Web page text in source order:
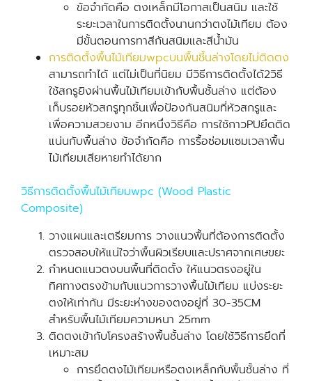
ข้อจำกัดคือ ตงเหล็กมีโอกาสเป็นสนิม และใช้
ระยะเวลาในการติดตั้งนานกว่าตงไม้เทียม ต้อง
มีขั้นตอนการทาสีกันสนิมและสีน้ำมัน
การติดตั้งพื้นไม้เทียมwpcบนพื้นชี้นล่างโดยไม่ติดตง
สามารถทำได้ แต่ไม่เป็นที่นิยม มีวิธีการติดตั้งได้2วิธี
ใช้สกรูยิงผ่านพื้นไม้เทียมเข้ากับพื้นชั้นล่าง แต่ต้อง
เก็บรอยหัวสกรูทุกชิ้นเพื่อป้องกันสนิมที่หัวสกรูและ
เพื่อความสวยงาม อีกหนึ่งวิธีคือ การใช้กาวPUยึดติด
แน่นกับพื้นล่าง ข้อจำกัดคือ การรื้อซ่อมแซมเวลาพื้น
ไม้เทียมเสียหายทำได้ยาก
วิธีการติดตั้งพื้นไม้เทียมwpc (Wood Plastic
Composite)
วางแผนและเตรียมการ วางแนวพื้นที่ต้องการติดตั้ง
ตรวจสอบให้แน่ใจว่าพื้นผิวเรียบและปราศจากเศษขยะ
กำหนดแนวตงบนพื้นที่ติดตั้ง ให้แนวตรงอยู่ใน
ทิศทางตรงข้ามกับแนวการวางพื้นไม้เทียม แบ่งระยะ
ตงให้เท่ากัน มีระยะห่างของตงอยู่ที่ 30-35CM
สำหรับพื้นไม้เทียมความหนา 25mm
ติดตงเข้ากับโครงสร้างพื้นชั้นล่าง โดยใช้วิธีการยึดที่
เหมาะสม
การยึดตงไม้เทียมหรือตงเหล็กกับพื้นชั้นล่าง ที่